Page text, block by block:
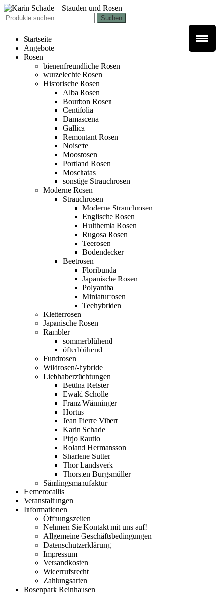
Zur
Navigation
springen
Zum
Inhalt
springen
Suchen
nach:
Suchen
Startseite
Angebote
Rosen
bienenfreundliche Rosen
wurzelechte Rosen
Historische Rosen
Alba Rosen
Bourbon Rosen
Centifolia
Damascena
Gallica
Remontant Rosen
Noisette
Moosrosen
Portland Rosen
Moschatas
sonstige Strauchrosen
Moderne Rosen
Strauchrosen
Moderne Strauchrosen
Englische Rosen
Hulthemia Rosen
Rugosa Rosen
Teerosen
Bodendecker
Beetrosen
Floribunda
Japanische Rosen
Polyantha
Miniaturrosen
Teehybriden
Kletterrosen
Japanische Rosen
Rambler
sommerblühend
öfterblühend
Fundrosen
Wildrosen/-hybride
Liebhaberzüchtungen
Bettina Reister
Ewald Scholle
Franz Wänninger
Hortus
Jean Pierre Vibert
Karin Schade
Pirjo Rautio
Roland Hermansson
Sharlene Sutter
Thor Landsverk
Thorsten Burgsmüller
Sämlingsmanufaktur
Hemerocallis
Veranstaltungen
Informationen
Öffnungszeiten
Nehmen Sie Kontakt mit uns auf!
Allgemeine Geschäftsbedingungen
Datenschutzerklärung
Impressum
Versandkosten
Widerrufsrecht
Zahlungsarten
Rosenpark Reinhausen